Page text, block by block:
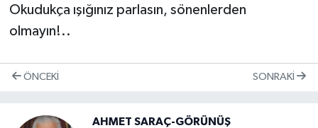
Okudukça ışığınız parlasın, sönenlerden
olmayın!..
ÖNCEKI SONRAKI
AHMET SARAÇ-GÖRÜNÜŞ